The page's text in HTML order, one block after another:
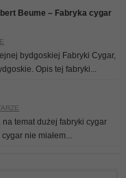
Beume – Fabryka cygar
bydgoskiej Fabryki Cygar,
Opis tej fabryki...
temat dużej fabryki cygar
nie miałem...